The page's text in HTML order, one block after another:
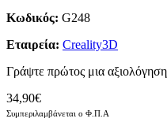
Κωδικός: G248
Εταιρεία: Creality3D
Γράψτε πρώτος μια
34,90€
Συμπεριλαμβάνεται ο Φ.Π.Α